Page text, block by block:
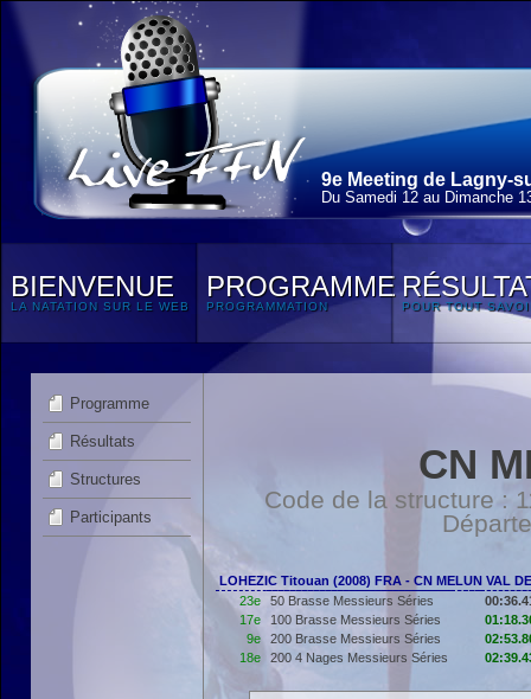
9e Meeting de Lagny-
Du Samedi 12 au Dimanche
BIENVENUE
LA NATATION SUR LE WEB
PROGRAMME
PROGRAMMATION POUR TOUT
Programme
Résultats
Structures
Participants
CN
Code de la structure :
LOHEZIC Titouan (2008) FRA - CN MELUN VAL
23e
50 Brasse Messieurs Séries
17e
100 Brasse Messieurs Séries
9e
200 Brasse Messieurs Séries
18e
200 4 Nages Messieurs Séries